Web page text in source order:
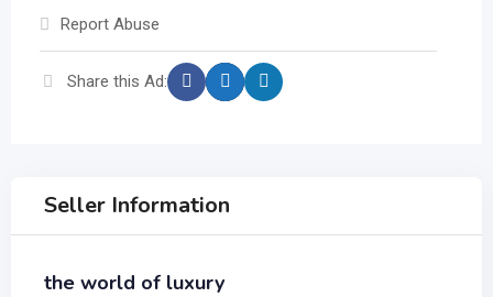
Report Abuse
Share this Ad:
Seller Information
the world of luxury